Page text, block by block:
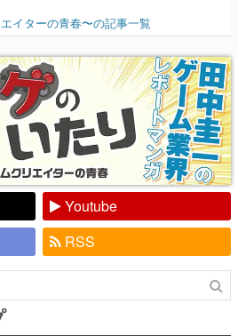
。業界の快男児・松山 洋に流れる血は
年ジャンプ』色だった【若ゲのいた
イターの青春〜の記事一覧
Youtube
RSS